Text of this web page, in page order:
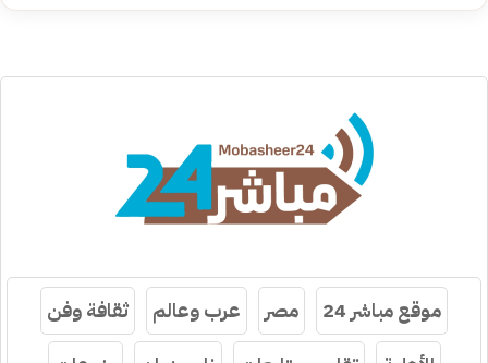
موقع مباشر 24 مصر عرب وعالم
ثقافة وفن